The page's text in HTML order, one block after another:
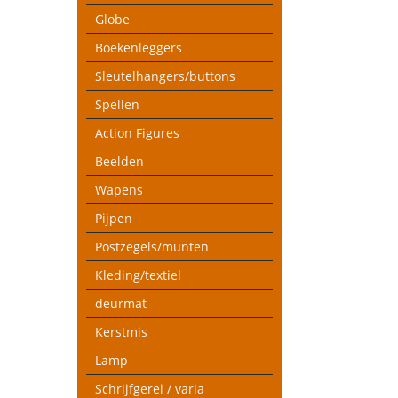
Globe
Boekenleggers
Sleutelhangers/buttons
Spellen
Action Figures
Beelden
Wapens
Pijpen
Postzegels/munten
Kleding/textiel
deurmat
Kerstmis
Lamp
Schrijfgerei / varia